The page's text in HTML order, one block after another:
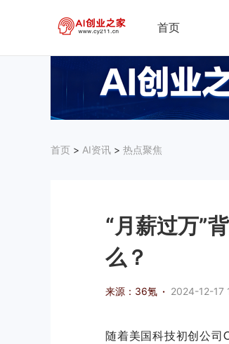
首页
首页 > AI资讯 > 热点聚焦
“月薪过万”
么？
来源：36氪 · 2024-12-17
随着美国科技初创公